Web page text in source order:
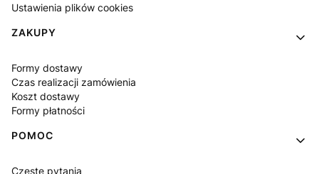
Ustawienia plików cookies
ZAKUPY
Formy dostawy
Czas realizacji zamówienia
Koszt dostawy
Formy płatności
POMOC
Częste pytania